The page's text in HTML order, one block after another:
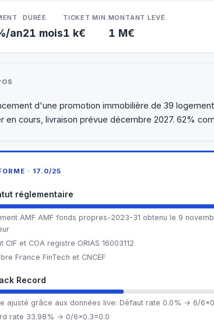
an
DURÉE
21 mois
TICKET MIN.
1 k€
MONTANT LEVÉ
1 M€
d'une promotion immobilière de 39
en cours, livraison prévue décembre 2027. 62%
· 17.0/25
réglementaire
AMF AMF fonds propres-2023-31 obtenu le 9
CIF et COA registre ORIAS 16003112
France FinTech et CNCEF
Record
ajusté grâce aux données live: Défaut rate 0.0% → 6/
rate 33.98% → 0/6×0.3=0.0